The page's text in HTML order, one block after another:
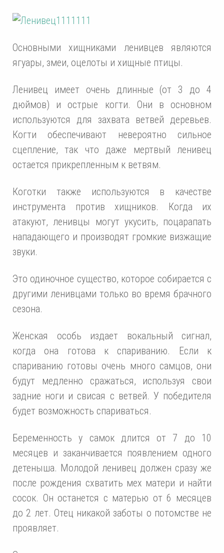
Основными хищниками ленивцев являются
ягуары, змеи, оцелоты и хищные птицы.
Ленивец имеет очень длинные (от 3 до 4
дюймов) и острые когти. Они в основном
используются для захвата ветвей деревьев.
Когти обеспечивают невероятно сильное
сцепление, так что даже мертвый ленивец
остается прикрепленным к ветвям.
Коготки также используются в качестве
инструмента против хищников. Когда их
атакуют, ленивцы могут укусить, поцарапать
нападающего и производят громкие визжащие
звуки.
Это одиночное существо, которое собирается с
другими ленивцами только во время брачного
сезона.
Женская особь издает вокальный сигнал,
когда она готова к спариванию. Если к
спариванию готовы очень много самцов, они
будут медленно сражаться, используя свои
задние ноги и свисая с ветвей. У победителя
будет возможность спариваться.
Беременность у самок длится от 7 до 10
месяцев и заканчивается появлением одного
детеныша. Молодой ленивец должен сразу же
после рождения схватить мех матери и найти
сосок. Он останется с матерью от 6 месяцев
до 2 лет. Отец никакой заботы о потомстве не
проявляет.